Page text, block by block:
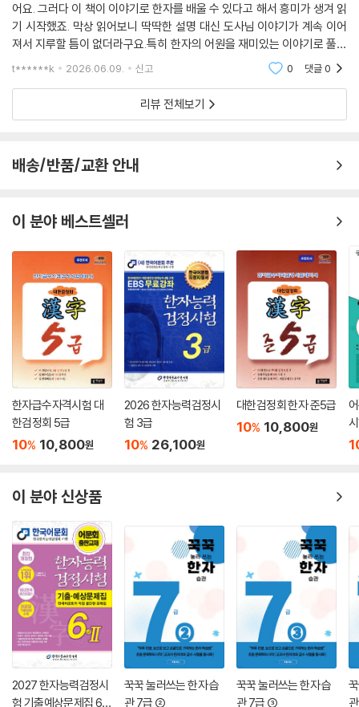
어요. 그러다 이 책이 이야기로 한자를 배울 수 있다고 해서 흥미가 생겨 읽
기 시작했죠. 막상 읽어보니 딱딱한 설명 대신 도사님 이야기가 계속 이어
져서 지루할 틈이 없더라구요.특히 한자의 어원을 재미있는 이야기로 풀어
주는 부분이 인상 깊었어요. 왜 이런 모양이 되었는지, 어떤 의미를 담고 있
t******k 2026.06.09. 신고 0 댓글0
리뷰 전체보기
배송/반품/교환 안내
이 분야 베스트셀러
한자급수자격시험 대
한검정회 5급
10% 10,800원
2026 한자능력검정시
험 3급
10% 26,100원
대한검정회 한자 준5급
10% 10,800원
이 분야 신상품
2027 한자능력검정시
험 기출예상문제집 6급
꾹꾹 눌러쓰는 한자 습
관 7급 ②
꾹꾹 눌러쓰는 한자 습
관 7급 ③